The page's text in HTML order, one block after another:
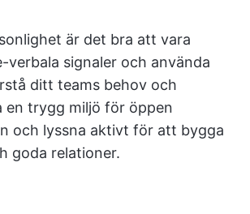
är det bra att vara
verbala signaler och använda
ditt teams behov och
en trygg miljö för öppen
och lyssna aktivt för att bygga
goda relationer.